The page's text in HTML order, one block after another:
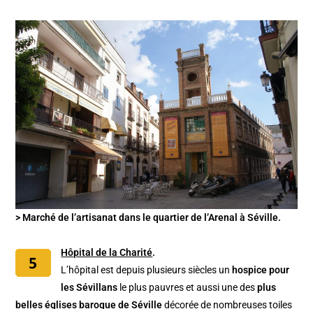
> Marché de l’artisanat dans le quartier de l’Arenal à Séville.
Hôpital de la Charité.
L’hôpital est depuis plusieurs siècles un hospice pour
les Sévillans le plus pauvres et aussi une desplus
belles églises baroque de Sévilledécorée de nombreuses toiles